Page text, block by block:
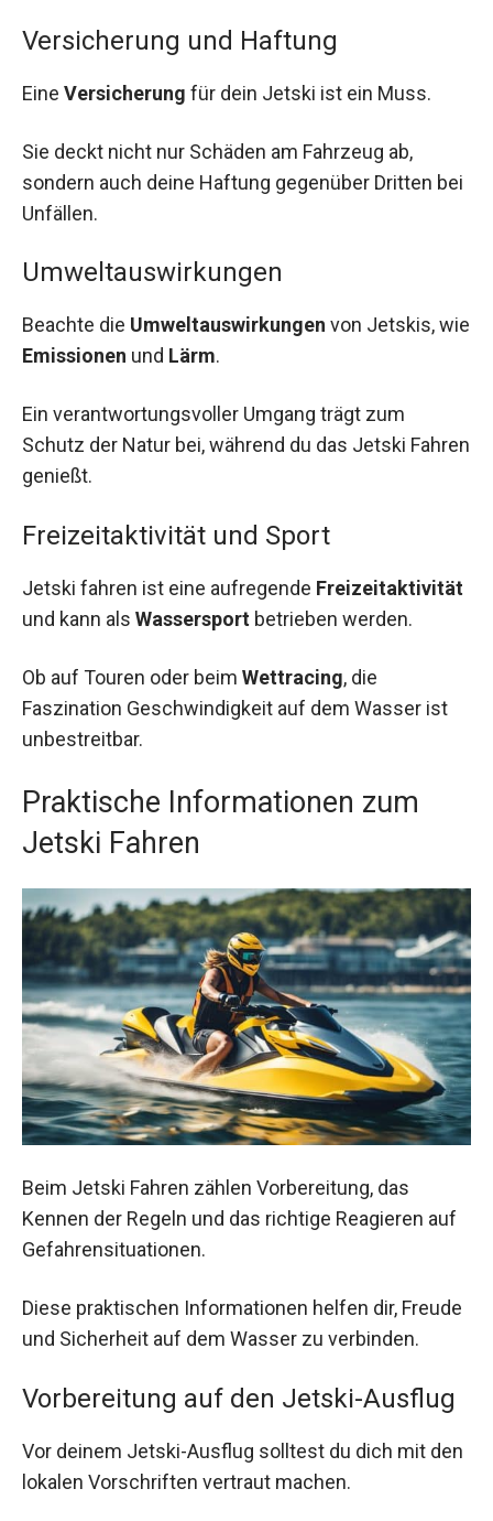
Versicherung und Haftung
Eine Versicherung für dein Jetski ist ein Muss.
Sie deckt nicht nur Schäden am Fahrzeug ab,
sondern auch deine Haftung gegenüber Dritten bei
Unfällen.
Umweltauswirkungen
Beachte die Umweltauswirkungen von Jetskis, wie
Emissionen und Lärm.
Ein verantwortungsvoller Umgang trägt zum
Schutz der Natur bei, während du das Jetski Fahren
genießt.
Freizeitaktivität und Sport
Jetski fahren ist eine aufregende Freizeitaktivität
und kann als Wassersport betrieben werden.
Ob auf Touren oder beim Wettracing, die
Faszination Geschwindigkeit auf dem Wasser ist
unbestreitbar.
Praktische Informationen zum
Jetski Fahren
Beim Jetski Fahren zählen Vorbereitung, das
Kennen der Regeln und das richtige Reagieren auf
Gefahrensituationen.
Diese praktischen Informationen helfen dir, Freude
und Sicherheit auf dem Wasser zu verbinden.
Vorbereitung auf den Jetski-Ausflug
Vor deinem Jetski-Ausflug solltest du dich mit den
lokalen Vorschriften vertraut machen.